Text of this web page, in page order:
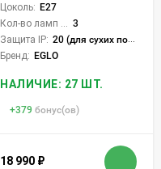
Цоколь: E27
3
Защита IP: 20 (для сухих пом.)
Бренд: EGLO
НАЛИЧИЕ: 27 ШТ.
+379 бонус(ов)
18 990 ₽